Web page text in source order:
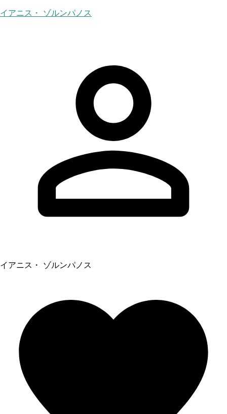
イアニス・ ゾルンパノス
イアニス・ ゾルンパノス